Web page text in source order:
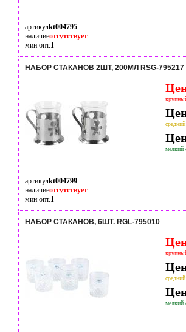
артикулkt004795
наличиеотсутствует
мин опт.1
НАБОР СТАКАНОВ 2ШТ, 200МЛ RSG-795217
мелкий
артикулkt004799
наличиеотсутствует
мин опт.1
НАБОР СТАКАНОВ, 6ШТ. RGL-795010
мелкий